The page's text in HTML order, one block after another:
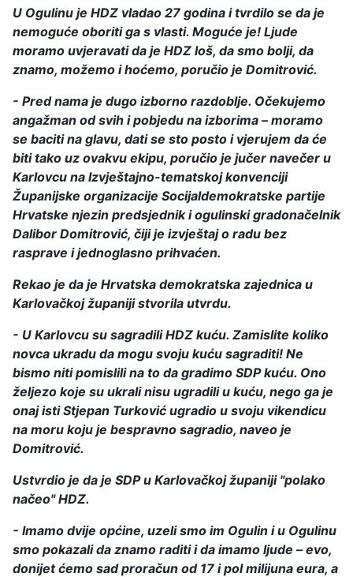
U Ogulinu je HDZ vladao 27 godina i tvrdilo se da je
nemoguće oboriti ga s vlasti. Moguće je! Ljude
moramo uvjeravati da je HDZ loš, da smo bolji, da
znamo, možemo i hoćemo, poručio je Domitrović.
- Pred nama je dugo izborno razdoblje. Očekujemo
angažman od svih i pobjedu na izborima – moramo
se baciti na glavu, dati se sto posto i vjerujem da će
biti tako uz ovakvu ekipu, poručio je jučer navečer u
Karlovcu na Izvještajno-tematskoj konvenciji
Županijske organizacije Socijaldemokratske partije
Hrvatske njezin predsjednik i ogulinski gradonačelnik
Dalibor Domitrović, čiji je izvještaj o radu bez
rasprave i jednoglasno prihvaćen.
Rekao je da je Hrvatska demokratska zajednica u
Karlovačkoj županiji stvorila utvrdu.
- U Karlovcu su sagradili HDZ kuću. Zamislite koliko
novca ukradu da mogu svoju kuću sagraditi! Ne
bismo niti pomislili na to da gradimo SDP kuću. Ono
željezo koje su ukrali nisu ugradili u kuću, nego ga je
onaj isti Stjepan Turković ugradio u svoju vikendicu
na moru koju je bespravno sagradio, naveo je
Domitrović.
Ustvrdio je da je SDP u Karlovačkoj županiji "polako
načeo" HDZ.
- Imamo dvije općine, uzeli smo im Ogulin i u Ogulinu
smo pokazali da znamo raditi i da imamo ljude – evo,
donijet ćemo sad proračun od 17 i pol milijuna eura, a